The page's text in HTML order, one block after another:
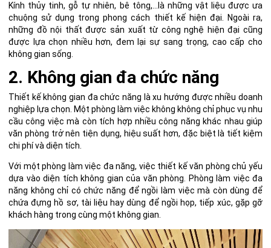
Kính thủy tinh, gỗ tự nhiên, bê tông,…là những vật liệu được ưa
chuộng sử dụng trong phong cách thiết kế hiện đại. Ngoài ra,
những đồ nội thất được sản xuất từ công nghệ hiện đại cũng
được lựa chọn nhiều hơn, đem lại sự sang trọng, cao cấp cho
không gian sống.
2. Không gian đa chức năng
Thiết kế không gian đa chức năng là xu hướng được nhiều doanh
nghiệp lựa chọn. Một phòng làm việc không không chỉ phục vụ nhu
cầu công việc mà còn tích hợp nhiều công năng khác nhau giúp
văn phòng trở nên tiện dụng, hiệu suất hơn, đặc biệt là tiết kiệm
chi phí và diện tích.
Với một phòng làm việc đa năng, việc thiết kế văn phòng chủ yếu
dựa vào diện tích không gian của văn phòng. Phòng làm việc đa
năng không chỉ có chức năng để ngồi làm việc mà còn dùng để
chứa đựng hồ sơ, tài liệu hay dùng để ngồi họp, tiếp xúc, gặp gỡ
khách hàng trong cùng một không gian.